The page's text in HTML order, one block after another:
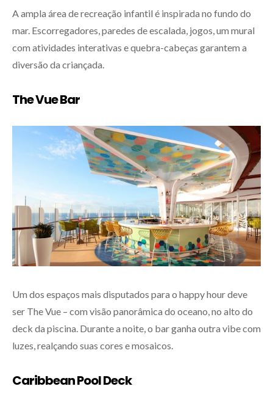
A ampla área de recreação infantil é inspirada no fundo do
mar. Escorregadores, paredes de escalada, jogos, um mural
com atividades interativas e quebra-cabeças garantem a
diversão da criançada.
The Vue Bar
Um dos espaços mais disputados para o happy hour deve
ser The Vue – com visão panorâmica do oceano, no alto do
deck da piscina. Durante a noite, o bar ganha outra vibe com
luzes, realçando suas cores e mosaicos.
Caribbean Pool Deck